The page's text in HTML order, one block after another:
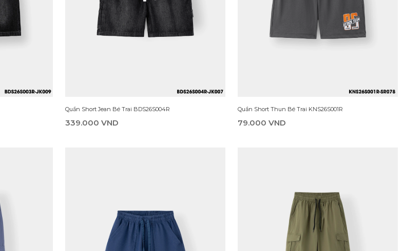
Quần Short Jean Bé Trai BDS26S004R
339.000 VND
Quần Short Thun Bé Trai KNS26S001R
79.000 VND